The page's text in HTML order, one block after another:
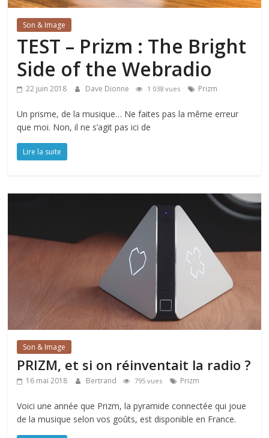
Son & Image
TEST – Prizm : The Bright
Side of the Webradio
22 juin 2018 Dave Dionne 1 038 vues Prizm
Un prisme, de la musique… Ne faites pas la même erreur
que moi. Non, il ne s’agit pas ici de
Lire la suite
Son & Image
PRIZM, et si on réinventait la radio ?
16 mai 2018 Bertrand 795 vues Prizm
Voici une année que Prizm, la pyramide connectée qui joue
de la musique selon vos goûts, est disponible en France.